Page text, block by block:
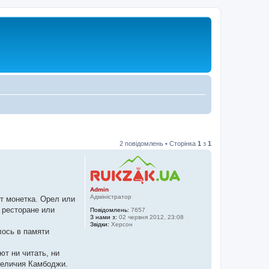
2 повідомлень • Сторінка 1 з 1
Admin
Адміністратор
Повідомлень: 7657
З нами з: 02 червня 2012, 23:08
Звідки: Херсон
монетка. Орел или
или
в памяти
ни читать, ни
Камбоджи.